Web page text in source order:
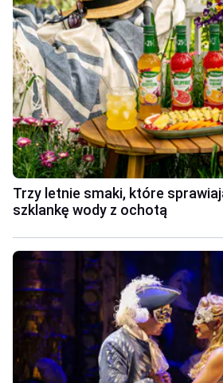
Trzy letnie smaki, które
szklankę wody z ochotą